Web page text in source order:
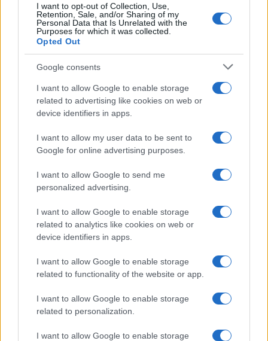
I want to opt-out of Collection, Use,
Retention, Sale, and/or Sharing of my
Personal Data that Is Unrelated with the
Purposes for which it was collected.
Opted Out
Google consents
I want to allow Google to enable storage
related to advertising like cookies on web or
device identifiers in apps.
I want to allow my user data to be sent to
Google for online advertising purposes.
I want to allow Google to send me
personalized advertising.
I want to allow Google to enable storage
related to analytics like cookies on web or
device identifiers in apps.
I want to allow Google to enable storage
related to functionality of the website or app.
I want to allow Google to enable storage
related to personalization.
I want to allow Google to enable storage
Jovanotti, Gabry Ponte e Alfa: Olbia ombelico del
mondo per una notte
Giorgia Meloni a La Maddalena, la vicesindaco:
“Orgoglio e discrezione per visita privata̶…
Incendio nella notte a Olbia, a fuoco due furgoni
A fuoco un deposito con bombole, intervento dei
vigili del fuoco a Rudalza
Ristorante distrutto dalle fiamme a La
Maddalena, incendio a Monti d’à rena
Le previsioni meteo per il weekend a Olbia e in
Michelle Hunziker in Gallura, bella anche dal
vivo: un amico vip svela come fa